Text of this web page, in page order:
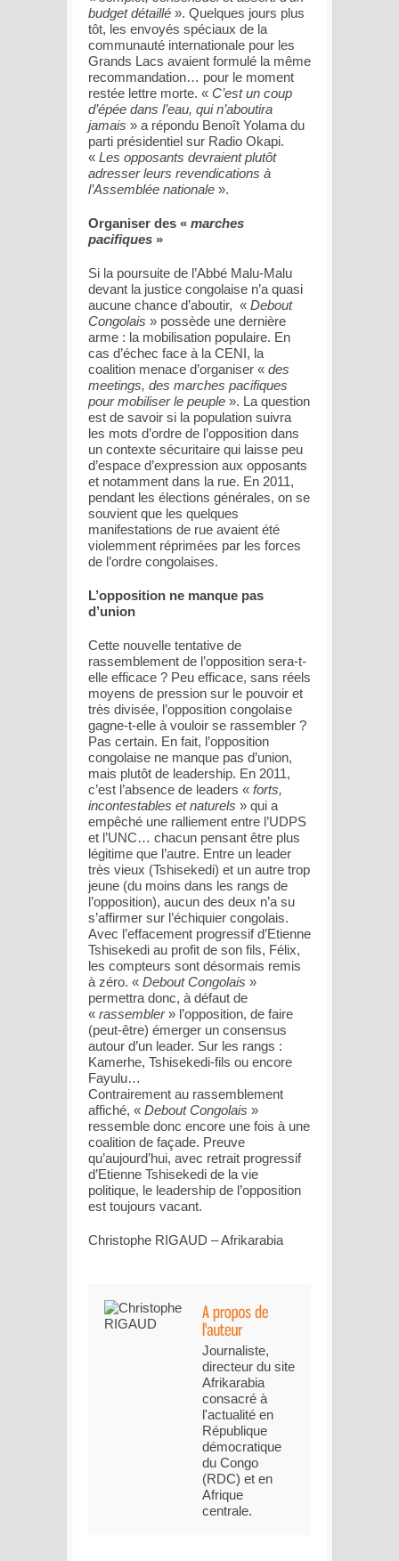
budget détaillé ». Quelques jours plus
tôt, les envoyés spéciaux de la
communauté internationale pour les
Grands Lacs avaient formulé la même
recommandation… pour le moment
restée lettre morte. « C’est un coup
d’épée dans l’eau, qui n’aboutira
jamais » a répondu Benoît Yolama du
parti présidentiel sur Radio Okapi.
« Les opposants devraient plutôt
adresser leurs revendications à
l’Assemblée nationale ».
Organiser des « marches
pacifiques »
Si la poursuite de l’Abbé Malu-Malu
devant la justice congolaise n’a quasi
aucune chance d’aboutir, « Debout
Congolais » possède une dernière
arme : la mobilisation populaire. En
cas d’échec face à la CENI, la
coalition menace d’organiser « des
meetings, des marches pacifiques
pour mobiliser le peuple ». La question
est de savoir si la population suivra
les mots d’ordre de l’opposition dans
un contexte sécuritaire qui laisse peu
d’espace d’expression aux opposants
et notamment dans la rue. En 2011,
pendant les élections générales, on se
souvient que les quelques
manifestations de rue avaient été
violemment réprimées par les forces
de l’ordre congolaises.
L’opposition ne manque pas
d’union
Cette nouvelle tentative de
rassemblement de l’opposition sera-t-
elle efficace ? Peu efficace, sans réels
moyens de pression sur le pouvoir et
très divisée, l’opposition congolaise
gagne-t-elle à vouloir se rassembler ?
Pas certain. En fait, l’opposition
congolaise ne manque pas d’union,
mais plutôt de leadership. En 2011,
c’est l’absence de leaders « forts,
incontestables et naturels » qui a
empêché une ralliement entre l’UDPS
et l’UNC… chacun pensant être plus
légitime que l’autre. Entre un leader
très vieux (Tshisekedi) et un autre trop
jeune (du moins dans les rangs de
l’opposition), aucun des deux n’a su
s’affirmer sur l’échiquier congolais.
Avec l’effacement progressif d’Etienne
Tshisekedi au profit de son fils, Félix,
les compteurs sont désormais remis
à zéro. « Debout Congolais »
permettra donc, à défaut de
« rassembler» l’opposition, de faire
(peut-être) émerger un consensus
autour d’un leader. Sur les rangs :
Kamerhe, Tshisekedi-fils ou encore
Fayulu…
Contrairement au rassemblement
affiché, « Debout Congolais »
ressemble donc encore une fois à une
coalition de façade. Preuve
qu’aujourd’hui, avec retrait progressif
d’Etienne Tshisekedi de la vie
politique, le leadership de l’opposition
est toujours vacant.
Christophe RIGAUD – Afrikarabia
Journaliste,
directeur du site
Afrikarabia
consacré à
l'actualité en
République
démocratique
du Congo
(RDC) et en
Afrique
centrale.